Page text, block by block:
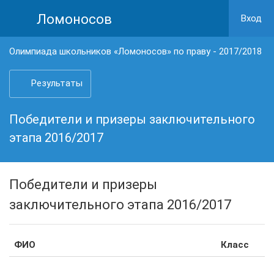
Ломоносов Вход
Олимпиада школьников «Ломоносов» по праву - 2017/2018
Результаты
Победители и призеры заключительного
этапа 2016/2017
Победители и призеры
заключительного этапа 2016/2017
ФИО Класс